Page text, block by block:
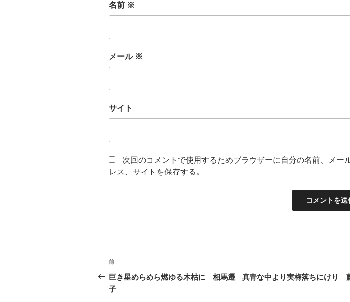
名前 ※
メール ※
サイト
次回のコメントで使用するためブラウザーに自分の名前、メー
レス、サイトを保存する。
投
稿
ナ
前
の
投
前
巨き星めらめら燃ゆる木枯に 相馬遷
子
真青な中より実梅落ちにけり